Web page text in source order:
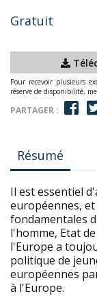
Gratuit
Pour recevoir plusieurs
réserve de disponibilité,
PARTAGER :
Résumé
Il est essentiel
européennes,
fondamentales
l'homme, Etat
l'Europe a
politique de
européennes
à l'Europe.